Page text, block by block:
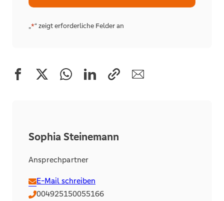
„*“ zeigt erforderliche Felder an
Alternative:
Sophia Steinemann
Ansprechpartner
E-Mail schreiben
004925150055166